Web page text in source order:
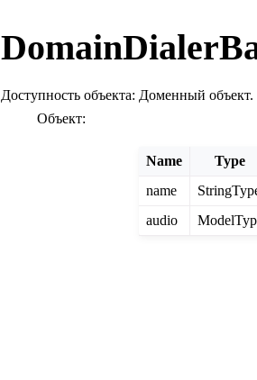
Доступность объекта: Доменный объект.
Объект:
Name Type
name
audio